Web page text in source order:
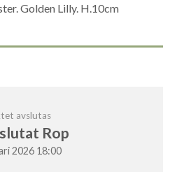
Golden Lilly. H.10cm
avslutas
Rop
2026 18:00